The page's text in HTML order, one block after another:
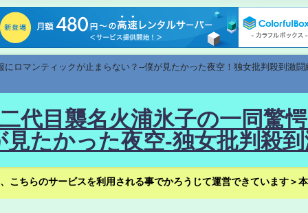
ロマンティックが止まらない？--僕が見たかった夜空！独女批判殺到激
代目襲名火浦氷子の一同驚
たかった夜空-独女批判殺
こちらのサービスを利用される事でかろうじて運営できています＞